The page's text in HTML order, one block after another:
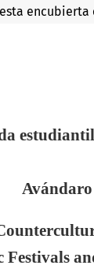
encubierta